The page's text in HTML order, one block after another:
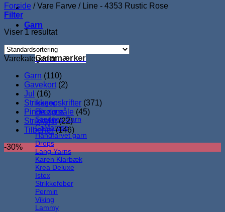
Garn
Garnmærker
Isager
Filcolana
Sandnes Garn
CaMarose
Håndfarvet garn
Drops
Lang Yarns
Karen Klarbæk
Krea Deluxe
Istex
Strikkefeber
Permin
Viking
Lammy
Forside /Vare Farve /Line - 4353 Rustic Rose
Filter
Viser 1 resultat
Varekategorier
Garn (110)
Gavekort (2)
Jul (16)
Strikkeopskrifter (371)
Pinde og nåle (45)
Strikkekit (22)
Tilbehør (146)
-30%